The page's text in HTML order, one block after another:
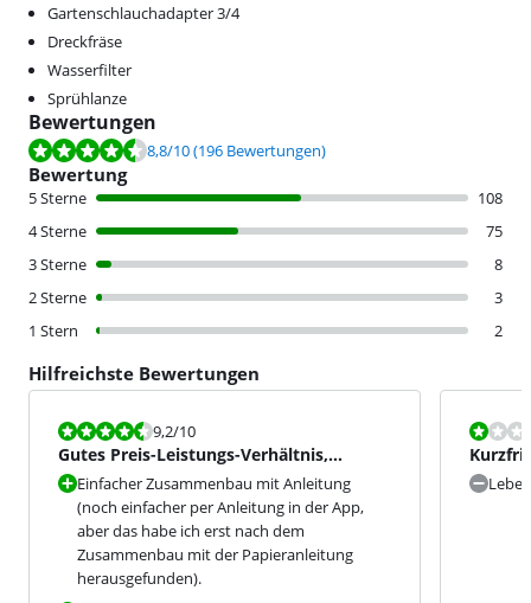
Gartenschlauchadapter 3/4
Dreckfräse
Wasserfilter
Sprühlanze
Bewertungen
Bewertet mit 8,8 von 10, basierend auf 196 Bewertungen.
8,8/10(196 Bewertungen)
Bewertung
5 Sterne
108
4 Sterne
75
3 Sterne
8
2 Sterne
3
1 Stern
2
Hilfreichste Bewertungen
Bewertet mit 9,2 von 10.
9,2/10
Gutes Preis-Leistungs-Verhältnis,
leistungsstark und schnell
Einfacher Zusammenbau mit Anleitung
(noch einfacher per Anleitung in der App,
aber das habe ich erst nach dem
Zusammenbau mit der Papieranleitung
herausgefunden).
Bewertet